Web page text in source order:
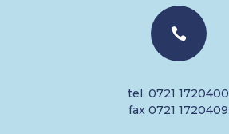

tel. 0721 1720400
fax 0721 1720409